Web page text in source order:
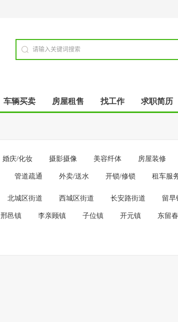
车辆买卖 房屋租售 找工作 求职简历
婚庆/化妆 摄影摄像 美容纤体 房屋装修
管道疏通 外卖/送水 开锁/修锁 租车服
北城区街道 西城区街道 长安路街道 留早
邢邑镇 李亲顾镇 子位镇 开元镇 东留